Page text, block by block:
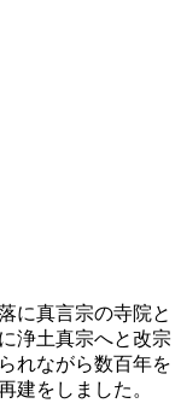
に真言宗の寺院と
浄土真宗へと改宗
れながら数百年を
建をしました。